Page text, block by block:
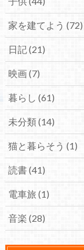
家を建てよう (72)
日記(21)
映画(7)
暮らし (61)
未分類(14)
猫と暮らそう (1)
読書(41)
電車旅 (1)
音楽 (28)